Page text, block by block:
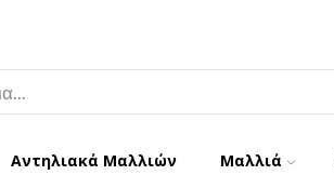
Αντηλιακά Μαλλιών Μαλλιά